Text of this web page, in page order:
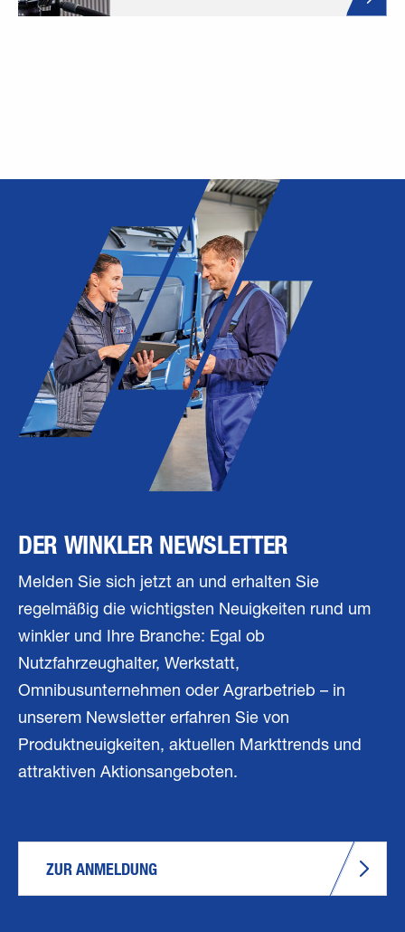
DER WINKLER NEWSLETTER
Melden Sie sich jetzt an und erhalten Sie
regelmäßig die wichtigsten Neuigkeiten rund um
winkler und Ihre Branche: Egal ob
Nutzfahrzeughalter, Werkstatt,
Omnibusunternehmen oder Agrarbetrieb – in
unserem Newsletter erfahren Sie von
Produktneuigkeiten, aktuellen Markttrends und
attraktiven Aktionsangeboten.
ZUR ANMELDUNG